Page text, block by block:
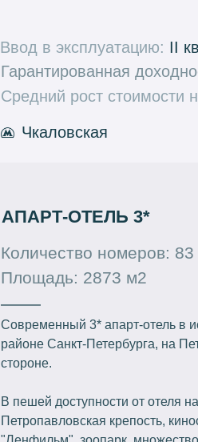
Современный 3* апарт-отель в
районе Санкт-Петербурга, на
стороне.
В пешей доступности от отеля
Петропавловская крепость,
Количество номеров: 83
Площадь: 2873 м2
АПАРТ-ОТЕЛЬ 3*
Ввод в эксплуатацию: II
Средний рост стоимости
Чкаловская
Гарантированная